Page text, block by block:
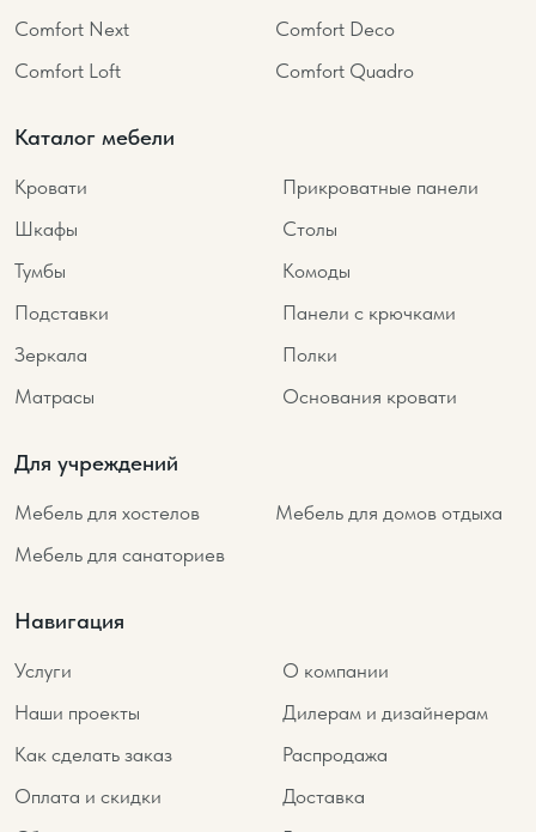
Comfort Next
Comfort Deco
Comfort Loft
Comfort Quadro
Каталог мебели
Кровати
Прикроватные панели
Шкафы
Столы
Тумбы
Комоды
Подставки
Панели с крючками
Зеркала
Полки
Матрасы
Основания кровати
Для учреждений
Мебель для хостелов
Мебель для домов отдыха
Мебель для санаториев
Навигация
Услуги
О компании
Наши проекты
Дилерам и дизайнерам
Как сделать заказ
Распродажа
Оплата и скидки
Доставка